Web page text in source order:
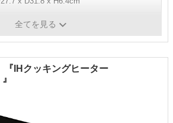
全てを見る
IHクッキングヒーター